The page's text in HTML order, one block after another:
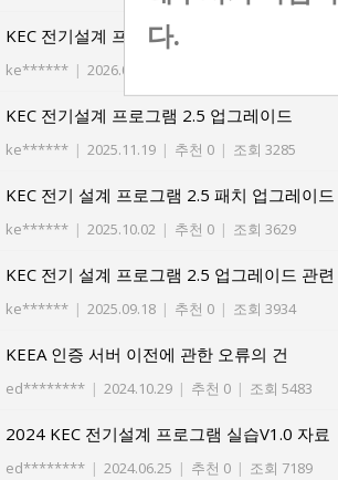
다.
KEC 전기설계 프로그램 2.5 업그레이드
ke****** | 2026.02.02
KEC 전기설계 프로그램 2.5 업그레이드
ke****** | 2025.11.19 | 추천 0 | 조회 3285
KEC 전기 설계 프로그램 2.5 패치 업그레이드
ke****** | 2025.10.02 | 추천 0 | 조회 3629
KEC 전기 설계 프로그램 2.5 업그레이드 관련
ke****** | 2025.09.18 | 추천 0 | 조회 3934
KEEA 인증 서버 이전에 관한 오류의 건
ed******** | 2024.10.29 | 추천 0 | 조회 5483
2024 KEC 전기설계 프로그램 실습V1.0 자료
ed******** | 2024.06.25 | 추천 0 | 조회 7189